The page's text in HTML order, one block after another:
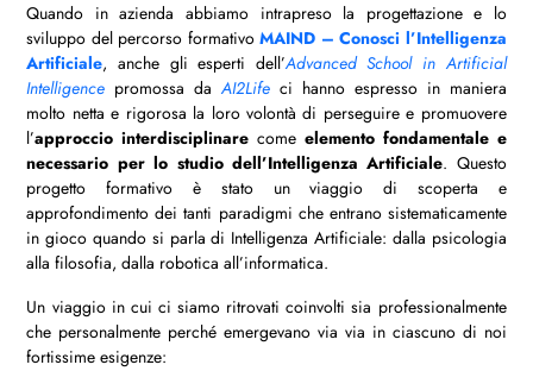
Quando in azienda abbiamo intrapreso la progettazione e lo
sviluppo del percorso formativoMAIND – Conosci l’Intelligenza
Artificiale, anche gli esperti dell’Advanced School in Artificial
Intelligence promossa daAI2Life ci hanno espresso in maniera
molto netta e rigorosa la loro volontà di perseguire e promuovere
l’approccio interdisciplinare come elemento fondamentale e
necessario per lo studio dell’Intelligenza Artificiale. Questo
progetto formativo è stato un viaggio di scoperta e
approfondimento dei tanti paradigmi che entrano sistematicamente
in gioco quando si parla di Intelligenza Artificiale: dalla psicologia
alla filosofia, dalla robotica all’informatica.
Un viaggio in cui ci siamo ritrovati coinvolti sia professionalmente
che personalmente perché emergevano via via in ciascuno di noi
fortissime esigenze: